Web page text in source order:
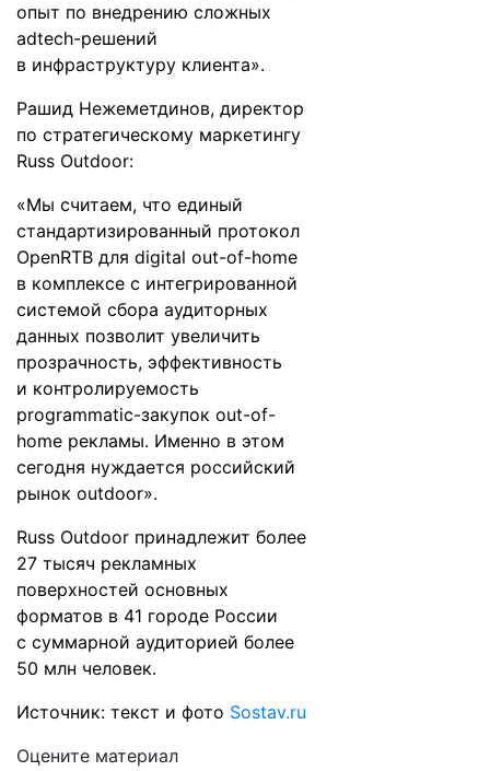
опыт по внедрению сложных
adtech-решений
в инфраструктуру клиента».
Рашид Нежеметдинов, директор
по стратегическому маркетингу
Russ Outdoor:
«Мы считаем, что единый
стандартизированный протокол
OpenRTB для digital out-of-home
в комплексе с интегрированной
системой сбора аудиторных
данных позволит увеличить
прозрачность, эффективность
и контролируемость
programmatic-закупок out-of-
home рекламы. Именно в этом
сегодня нуждается российский
рынок outdoor».
Russ Outdoor принадлежит более
27 тысяч рекламных
поверхностей основных
форматов в 41 городе России
с суммарной аудиторией более
50 млн человек.
Источник: текст и фото Sostav.ru
Оцените материал